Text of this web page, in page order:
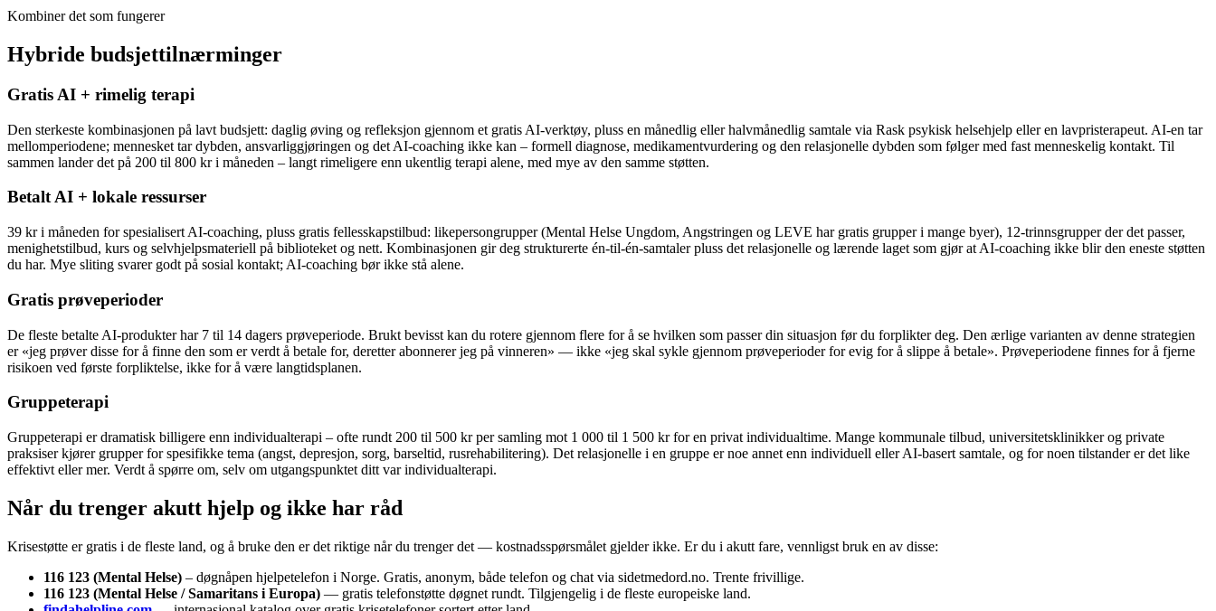
Kombiner det som fungerer
Hybride budsjettilnærminger
Gratis AI + rimelig terapi
Den sterkeste kombinasjonen på lavt budsjett: daglig øving og refleksjon gjennom et gratis AI-verktøy, pluss en månedlig eller halvmånedlig samtale via Rask psykisk helsehjelp eller en lavpristerapeut. AI-en tar
mellomperiodene; mennesket tar dybden, ansvarliggjøringen og det AI-coaching ikke kan – formell diagnose, medikamentvurdering og den relasjonelle dybden som følger med fast menneskelig kontakt. Til
sammen lander det på 200 til 800 kr i måneden – langt rimeligere enn ukentlig terapi alene, med mye av den samme støtten.
Betalt AI + lokale ressurser
39 kr i måneden for spesialisert AI-coaching, pluss gratis fellesskapstilbud: likepersongrupper (Mental Helse Ungdom, Angstringen og LEVE har gratis grupper i mange byer), 12-trinnsgrupper der det passer,
menighetstilbud, kurs og selvhjelpsmateriell på biblioteket og nett. Kombinasjonen gir deg strukturerte én-til-én-samtaler pluss det relasjonelle og lærende laget som gjør at AI-coaching ikke blir den eneste støtten
du har. Mye sliting svarer godt på sosial kontakt; AI-coaching bør ikke stå alene.
Gratis prøveperioder
De fleste betalte AI-produkter har 7 til 14 dagers prøveperiode. Brukt bevisst kan du rotere gjennom flere for å se hvilken som passer din situasjon før du forplikter deg. Den ærlige varianten av denne strategien
er «jeg prøver disse for å finne den som er verdt å betale for, deretter abonnerer jeg på vinneren» — ikke «jeg skal sykle gjennom prøveperioder for evig for å slippe å betale». Prøveperiodene finnes for å fjerne
risikoen ved første forpliktelse, ikke for å være langtidsplanen.
Gruppeterapi
Gruppeterapi er dramatisk billigere enn individualterapi – ofte rundt 200 til 500 kr per samling mot 1 000 til 1 500 kr for en privat individualtime. Mange kommunale tilbud, universitetsklinikker og private
praksiser kjører grupper for spesifikke tema (angst, depresjon, sorg, barseltid, rusrehabilitering). Det relasjonelle i en gruppe er noe annet enn individuell eller AI-basert samtale, og for noen tilstander er det like
effektivt eller mer. Verdt å spørre om, selv om utgangspunktet ditt var individualterapi.
Når du trenger akutt hjelp og ikke har råd
Krisestøtte er gratis i de fleste land, og å bruke den er det riktige når du trenger det — kostnadsspørsmålet gjelder ikke. Er du i akutt fare, vennligst bruk en av disse:
116 123 (Mental Helse) – døgnåpen hjelpetelefon i Norge. Gratis, anonym, både telefon og chat via sidetmedord.no. Trente frivillige.
116 123 (Mental Helse / Samaritans i Europa) — gratis telefonstøtte døgnet rundt. Tilgjengelig i de fleste europeiske land.